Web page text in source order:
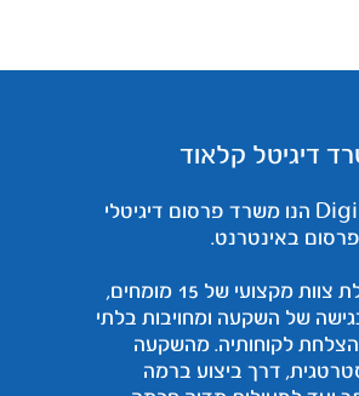
דיגיטל קלאוד
Digital Cloud הנו משרד פרסום דיגיטלי
באינטרנט.
החברה כוללת צוות מקצועי של 15 מומחים,
של השקעה ומחויבות בלתי
לקוחותיה. מהשקעה
דרך ביצוע ברמה